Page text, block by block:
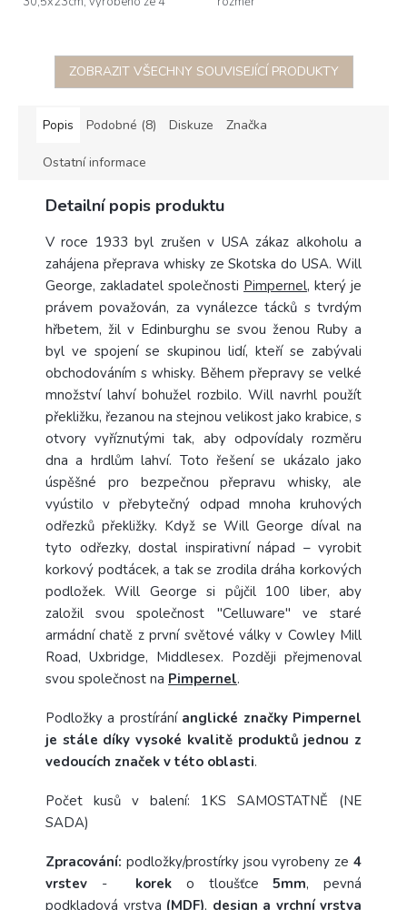
(MDF),...
pevná podkladová...
ZOBRAZIT VŠECHNY SOUVISEJÍCÍ PRODUKTY
Popis Podobné (8) Diskuze Značka
Ostatní informace
Detailní popis produktu
V roce 1933byl zrušen v USA zákaz alkoholu a
zahájena přeprava whisky ze Skotska do USA. Will
George, zakladatel společnosti Pimpernel, který je
právem považován, za vynálezce tácků s tvrdým
hřbetem, žil v Edinburghu se svou ženou Ruby a
byl ve spojení se skupinou lidí, kteří se zabývali
obchodováním s whisky. Během přepravy se velké
množství lahví bohužel rozbilo. Will navrhl použít
překližku, řezanou na stejnou velikost jako krabice, s
otvory vyříznutými tak, aby odpovídaly rozměru
dna a hrdlům lahví. Toto řešení se ukázalo jako
úspěšné pro bezpečnou přepravu whisky, ale
vyústilo v přebytečný odpad mnoha kruhových
odřezků překližky. Když se Will George díval na
tyto odřezky, dostal inspirativní nápad – vyrobit
korkový podtácek, a tak se zrodila dráha korkových
podložek. Will George si půjčil 100 liber, aby
založil svou společnost "Celluware" ve staré
armádní chatě z první světové války v Cowley Mill
Road, Uxbridge, Middlesex. Později přejmenoval
svou společnost na Pimpernel.
Podložky a prostírání anglické značky Pimpernel
je stále díky vysoké kvalitě produktů jednou z
vedoucích značek v této oblasti.
Počet kusů v balení: 1KS SAMOSTATNĚ (NE
SADA)
Zpracování: podložky/prostírky jsou vyrobeny ze 4
vrstev - korek o tloušťce5mm, pevná
podkladová vrstva (MDF), design a vrchní vrstva